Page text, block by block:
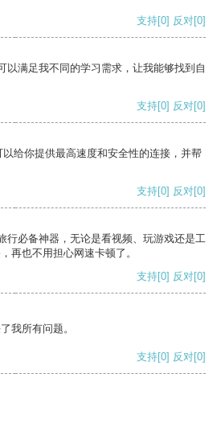
支持[0] 反对[0]
以满足我不同的学习需求，让我能够找到自
支持[0] 反对[0]
给你提供最高速度和安全性的连接，并帮
支持[0] 反对[0]
行必备神器，无论是看视频、玩游戏还是工
再也不用担心网速卡顿了。
支持[0] 反对[0]
我所有问题。
支持[0] 反对[0]